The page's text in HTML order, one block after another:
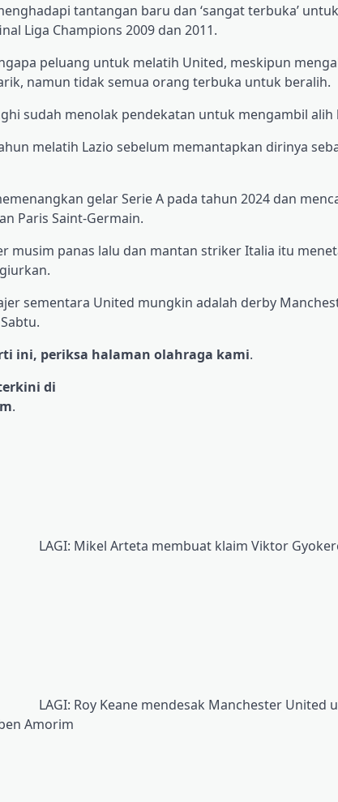
tantangan baru dan ‘sangat terbuka’
Liga Champions 2009 dan 2011.
peluang untuk melatih United, meskipun
namun tidak semua orang terbuka untuk beralih.
sudah menolak pendekatan untuk mengambil alih
melatih Lazio sebelum memantapkan dirinya
gelar Serie A pada tahun 2024 dan
Paris Saint-Germain.
musim panas lalu dan mantan striker Italia itu
sementara United mungkin adalah derby
ini, periksa halaman olahraga kami.
di
.
LAGI: Mikel Arteta membuat klaim Viktor
LAGI: Roy Keane mendesak Manchester
Amorim